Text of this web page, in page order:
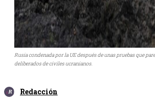
Rusia condenada por la UE después de unas pruebas que
deliberados de civiles ucranianos.
Redacción